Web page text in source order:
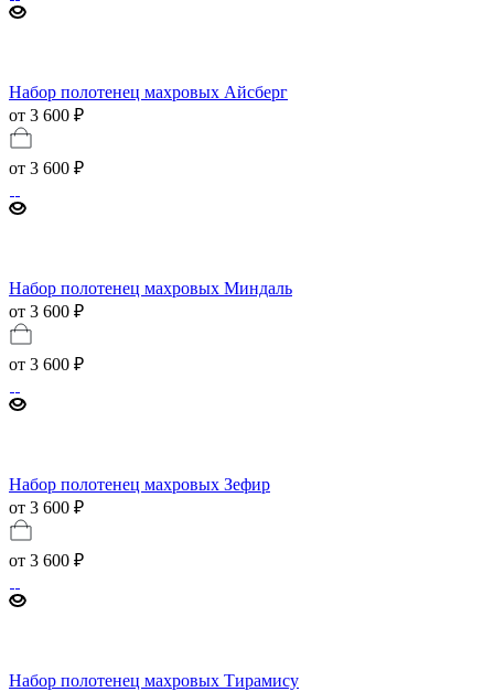
Набор полотенец махровых Айсберг
от 3 600 ₽
от 3 600 ₽
Набор полотенец махровых Миндаль
от 3 600 ₽
от 3 600 ₽
Набор полотенец махровых Зефир
от 3 600 ₽
от 3 600 ₽
Набор полотенец махровых Тирамису